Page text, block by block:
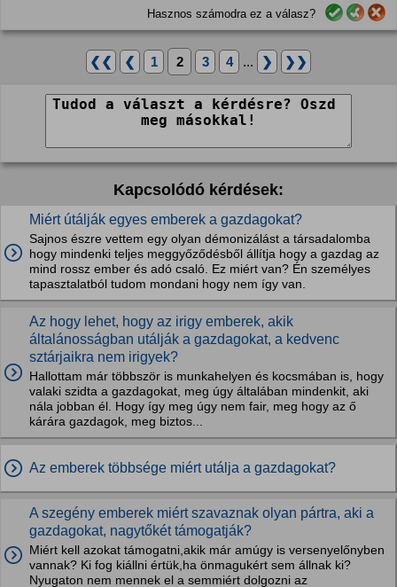
Hasznos számodra ez a válasz?
❮❮ ❮ 1 2 3 4 ... ❯ ❯❯
Kapcsolódó kérdések:
Miért útálják egyes emberek a gazdagokat?
Sajnos észre vettem egy olyan démonizálást a társadalomba
hogy mindenki teljes meggyőződésből állítja hogy a gazdag az
mind rossz ember és adó csaló. Ez miért van? Én személyes
tapasztalatból tudom mondani hogy nem így van.
Az hogy lehet, hogy az irigy emberek, akik
általánosságban utálják a gazdagokat, a kedvenc
sztárjaikra nem irigyek?
Hallottam már többször is munkahelyen és kocsmában is, hogy
valaki szidta a gazdagokat, meg úgy általában mindenkit, aki
nála jobban él. Hogy így meg úgy nem fair, meg hogy az ő
kárára gazdagok, meg biztos...
Az emberek többsége miért utálja a gazdagokat?
A szegény emberek miért szavaznak olyan pártra, aki a
gazdagokat, nagytőkét támogatják?
Miért kell azokat támogatni,akik már amúgy is versenyelőnyben
vannak? Ki fog kiállni értük,ha önmagukért sem állnak ki?
Nyugaton nem mennek el a semmiért dolgozni az